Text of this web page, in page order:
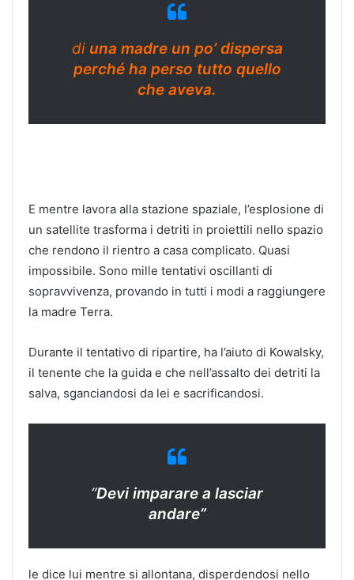
di una madre un po’ dispersa
perché ha perso tutto quello
che aveva.
E mentre lavora alla stazione spaziale, l’esplosione di
un satellite trasforma i detriti in proiettili nello spazio
che rendono il rientro a casa complicato. Quasi
impossibile. Sono mille tentativi oscillanti di
sopravvivenza, provando in tutti i modi a raggiungere
la madre Terra.
Durante il tentativo di ripartire, ha l’aiuto di Kowalsky,
il tenente che la guida e che nell’assalto dei detriti la
salva, sganciandosi da lei e sacrificandosi.
“Devi imparare a lasciar
andare”
le dice lui mentre si allontana, disperdendosi nello